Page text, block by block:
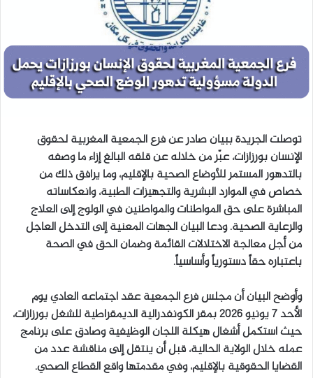
إ
ك
و
ن
ي
ا
توصلت الجريدة ببيان صادر عن فرع الجمعية المغربية لحقوق
الإنسان بورزازات، عبّر من خلاله عن قلقه البالغ إزاء ما وصفه
بالتدهور المستمر للأوضاع الصحية بالإقليم، وما يرافق ذلك من
خصاص في الموارد البشرية والتجهيزات الطبية، وانعكاساته
المباشرة على حق المواطنات والمواطنين في الولوج إلى العلاج
والرعاية الصحية. ودعا البيان الجهات المعنية إلى التدخل العاجل
من أجل معالجة الاختلالات القائمة وضمان الحق في الصحة
باعتباره حقاً دستورياً وأساسياً.
وأوضح البيان أن مجلس فرع الجمعية عقد اجتماعه العادي يوم
الأحد 7 يونيو 2026 بمقر الكونفدرالية الديمقراطية للشغل بورزازات،
حيث استكمل أشغال هيكلة اللجان الوظيفية وصادق على برنامج
عمله خلال الولاية الحالية، قبل أن ينتقل إلى مناقشة عدد من
القضايا الحقوقية بالإقليم، وفي مقدمتها واقع القطاع الصحي.